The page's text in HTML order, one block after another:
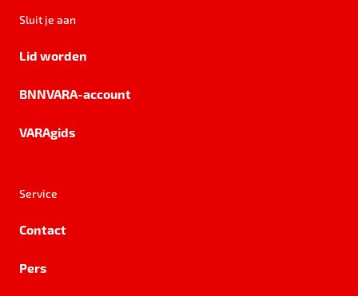
Sluit je aan
Lid worden
BNNVARA-account
VARAgids
Service
Contact
Pers